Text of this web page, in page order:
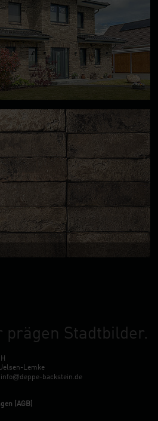
prägen Stadtbilder.
Lemke
info@deppe-backstein.de
(AGB)